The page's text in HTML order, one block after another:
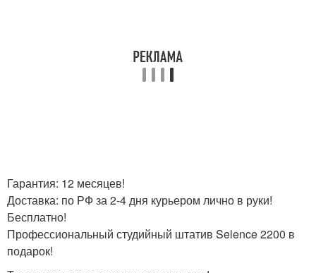
Гарантия: 12 месяцев!
Доставка: по РФ за 2-4 дня курьером лично в руки!
Бесплатно!
Профессиональный студийный штатив Selence 2200 в
подарок!